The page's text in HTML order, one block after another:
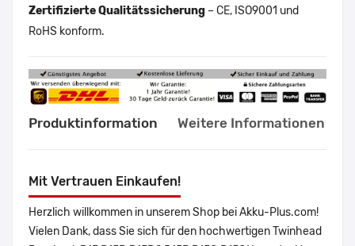
Zertifizierte Qualitätssicherung – CE, ISO9001 und
RoHS konform.
Produktinformation Weitere Informationen
Mit Vertrauen Einkaufen!
Herzlich willkommen in unserem Shop bei Akku-Plus.com!
Vielen Dank, dass Sie sich für den hochwertigen Twinhead